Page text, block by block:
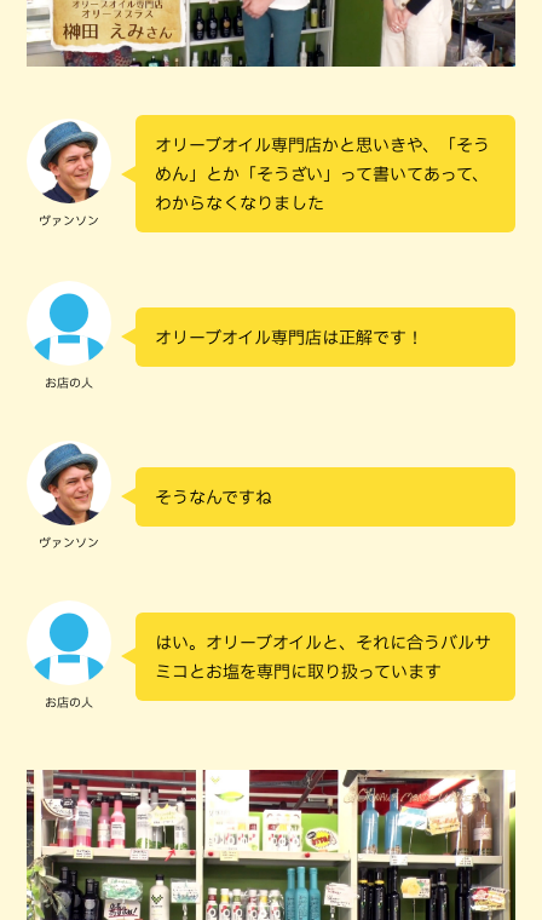
ヴァンソン
オリーブオイル専門店かと思いきや、「そう
めん」とか「そうざい」って書いてあって、
わからなくなりました
お店の人
オリーブオイル専門店は正解です！
ヴァンソン
そうなんですね
お店の人
はい。オリーブオイルと、それに合うバルサ
ミコとお塩を専門に取り扱っています